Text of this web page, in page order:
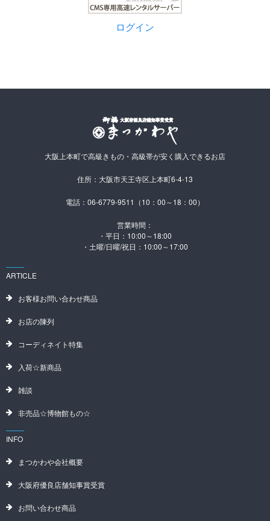
ログイン
大阪上本町で高級きもの・高級帯が安く購入できるお店
住所：大阪市天王寺区上本町6-4-13
電話：06-6779-9511（10：00～18：00）
営業時間：
・平日：10:00～18:00
・土曜/日曜/祝日：10:00～17:00
ARTICLE
お客様お問い合わせ商品
お店の陳列
コーディネイト特集
入荷☆新商品
雑談
非売品☆博物館もの☆
INFO
まつかわや会社概要
大阪府優良店舗知事賞受賞
お問い合わせ商品